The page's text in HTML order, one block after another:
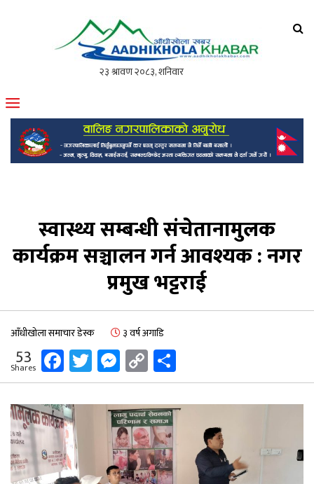
मोफसलकै लोकप्रिय अनलाइन पत्रिका
स्वास्थ्य सम्बन्धी संचेतानामुलक
कार्यक्रम सञ्चालन गर्न आवश्यक : नगर
प्रमुख भट्टराई
आँधीखोला समाचार डेस्क ३ वर्ष अगाडि
53
Shares Facebook
Twitter
Messenger
Copy
Link